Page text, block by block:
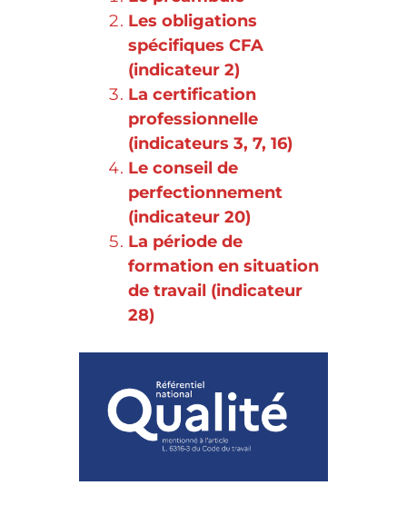
Les obligations
spécifiques CFA
(indicateur 2)
La certification
professionnelle
(indicateurs 3, 7, 16)
Le conseil de
perfectionnement
(indicateur 20)
La période de
formation en situation
de travail (indicateur
28)